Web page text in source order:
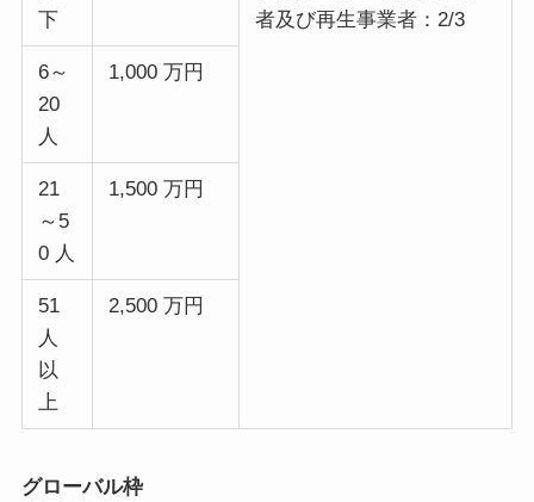
下
者及び再生事業者：2/3
6～
20
人
1,000 万円
21
～5
0 人
1,500 万円
51
人
以
上
2,500 万円
グローバル枠